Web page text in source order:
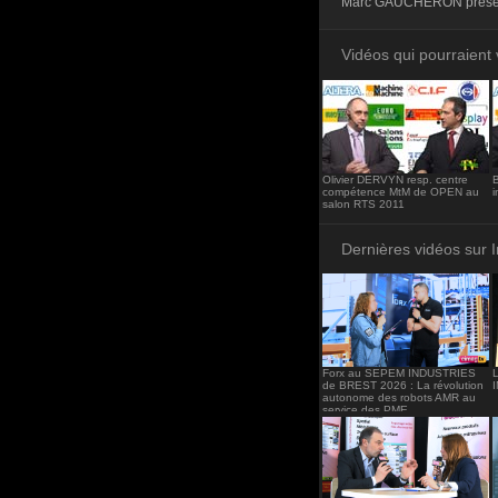
<iframe
Vidéos qui pourraient
Olivier DERVYN resp. centre
compétence MtM de OPEN au
salon RTS 2011
Dernières vidéos sur
Forx au SEPEM INDUSTRIES
de BREST 2026 : La révolution
autonome des robots AMR au
service des PME